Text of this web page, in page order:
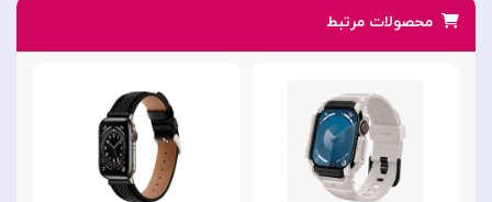
محصولات مرتبط